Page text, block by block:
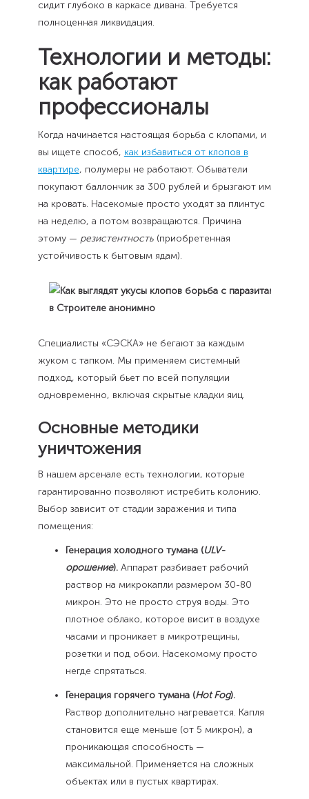
сидит глубоко в каркасе дивана. Требуется
полноценная ликвидация.
Технологии и методы:
как работают
профессионалы
Когда начинается настоящая борьба с клопами, и
вы ищете способ, как избавиться от клопов в
квартире, полумеры не работают. Обыватели
покупают баллончик за 300 рублей и брызгают им
на кровать. Насекомые просто уходят за плинтус
на неделю, а потом возвращаются. Причина
этому — резистентность(приобретенная
устойчивость к бытовым ядам).
Специалисты «СЭСКА» не бегают за каждым
жуком с тапком. Мы применяем системный
подход, который бьет по всей популяции
одновременно, включая скрытые кладки яиц.
Основные методики
уничтожения
В нашем арсенале есть технологии, которые
гарантированно позволяют истребить колонию.
Выбор зависит от стадии заражения и типа
помещения:
Генерация холодного тумана (ULV-
орошение).Аппарат разбивает рабочий
раствор на микрокапли размером 30-80
микрон. Это не просто струя воды. Это
плотное облако, которое висит в воздухе
часами и проникает в микротрещины,
розетки и под обои. Насекомому просто
негде спрятаться.
Генерация горячего тумана (Hot Fog).
Раствор дополнительно нагревается. Капля
становится еще меньше (от 5 микрон), а
проникающая способность —
максимальной. Применяется на сложных
объектах или в пустых квартирах.